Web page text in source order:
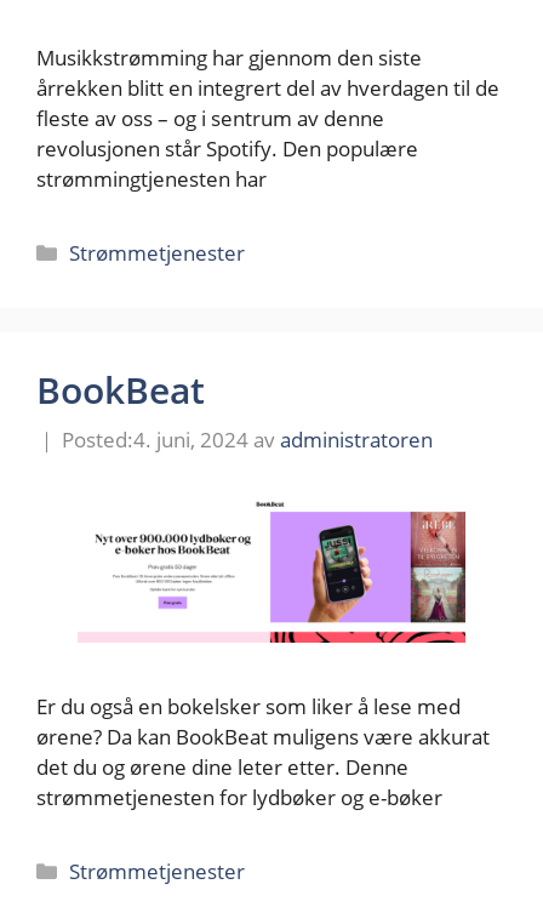
Musikkstrømming har gjennom den siste
årrekken blitt en integrert del av hverdagen til de
fleste av oss – og i sentrum av denne
revolusjonen står Spotify. Den populære
strømmingtjenesten har
Kategorier
Strømmetjenester
BookBeat
4. juni, 2024 avadministratoren
Er du også en bokelsker som liker å lese med
ørene? Da kan BookBeat muligens være akkurat
det du og ørene dine leter etter. Denne
strømmetjenesten for lydbøker og e-bøker
Kategorier
Strømmetjenester